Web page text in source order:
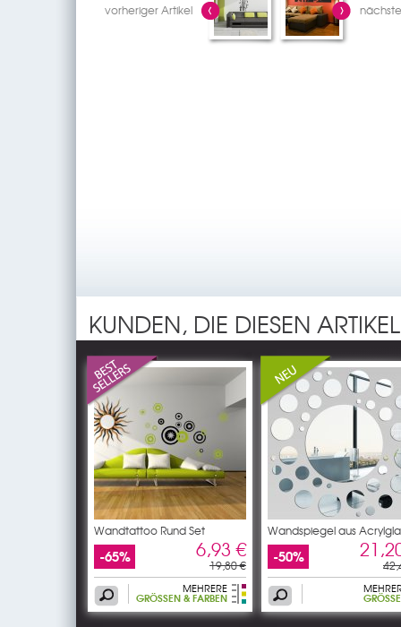
vorheriger Artikel
KUNDEN, DIE DIESEN
Wandtattoo Rund Set
-65% 6,93 €
19,80 €
MEHRERE
GRÖSSEN & FARBEN
Wandspiegel aus
-50%
GRÖSSEN